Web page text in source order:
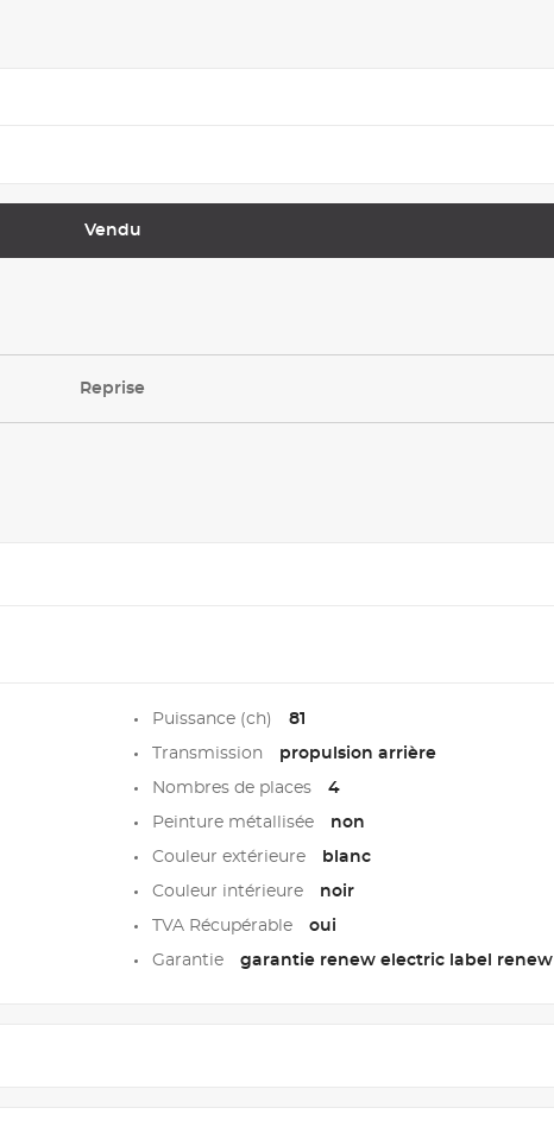
Vendu
Reprise
Puissance (ch) 81
Transmission propulsion arrière
Nombres de places 4
Peinture métallisée non
Couleur extérieure blanc
Couleur intérieure noir
TVA Récupérable oui
Garantie garantie renew electric label renew